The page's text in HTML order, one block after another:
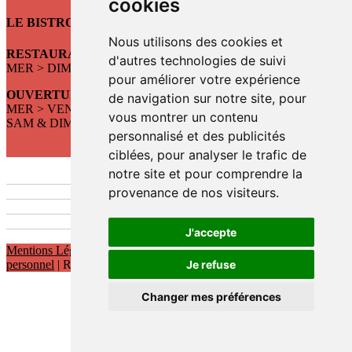
cookies
Nous utilisons des cookies et
d'autres technologies de suivi
pour améliorer votre expérience
de navigation sur notre site, pour
vous montrer un contenu
personnalisé et des publicités
ciblées, pour analyser le trafic de
notre site et pour comprendre la
provenance de nos visiteurs.
J'accepte
Je refuse
Changer mes préférences
LE BISTROT DE ST SO
RESTAURANT, BAR, CONCERTS
MER > DIM : DÈS 12h
OUVERTURE DU RESTAURANT :
MER > VEN : 12h > 14h
SAM & DIM : 12h > 14h30
Mentions Légales
Politique de protection des données à caractère
personnel | Réalisations :